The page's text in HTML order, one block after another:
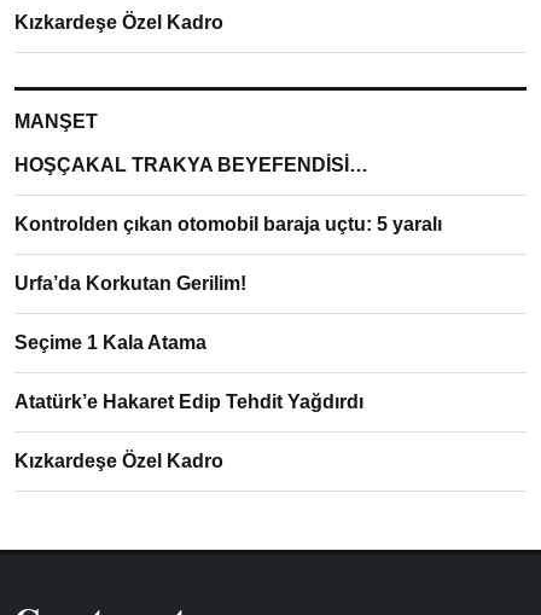
Kızkardeşe Özel Kadro
MANŞET
HOŞÇAKAL TRAKYA BEYEFENDİSİ…
Kontrolden çıkan otomobil baraja uçtu: 5 yaralı
Urfa’da Korkutan Gerilim!
Seçime 1 Kala Atama
Atatürk’e Hakaret Edip Tehdit Yağdırdı
Kızkardeşe Özel Kadro